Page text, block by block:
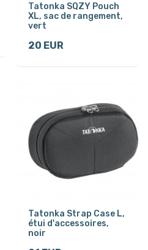
Tatonka SQZY Pouch
XL, sac de rangement,
vert
20 EUR
Tatonka Strap Case L,
étui d'accessoires,
noir